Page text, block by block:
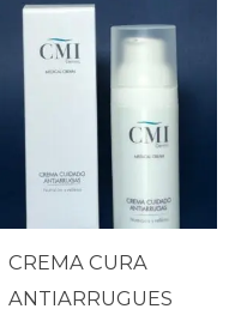
CREMA CURA
ANTIARRUGUES